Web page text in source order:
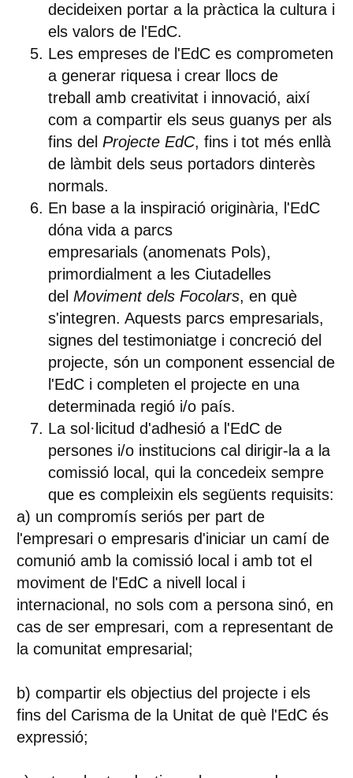
decideixen portar a la pràctica la cultura i
els valors de l'EdC.
Les empreses de l'EdC es comprometen
a generar riquesa i crear llocs de
treball
amb creativitat i innovació, així
com a compartir els seus guanys per als
fins del Projecte EdC, fins i tot més enllà
de làmbit dels seus portadors dinterès
normals.
En base a la inspiració originària, l'EdC
dóna vida a parcs
empresarials(anomenats Pols),
primordialment a les Ciutadelles
del Moviment dels Focolars, en què
s'integren. Aquests parcs empresarials,
signes del testimoniatge i concreció del
projecte, són un component essencial de
l'EdCi completen el projecte en una
determinada regió i/o país.
La sol·licitud d'adhesió a l'EdCde
persones i/o institucions cal dirigir-la a la
comissió local , qui la concedeix sempre
que es compleixin els següents requisits:
a) un compromís seriós per part de
l'empresari o empresaris d'iniciar un camí de
comunióamb la comissió local i amb tot el
moviment de l'EdC a nivell local i
internacional, no sols com a persona sinó, en
cas de ser empresari, com a representant de
la comunitat empresarial;
b) compartir els objectius del projectei els
fins del Carisma de la Unitat de què l'EdC és
expressió;